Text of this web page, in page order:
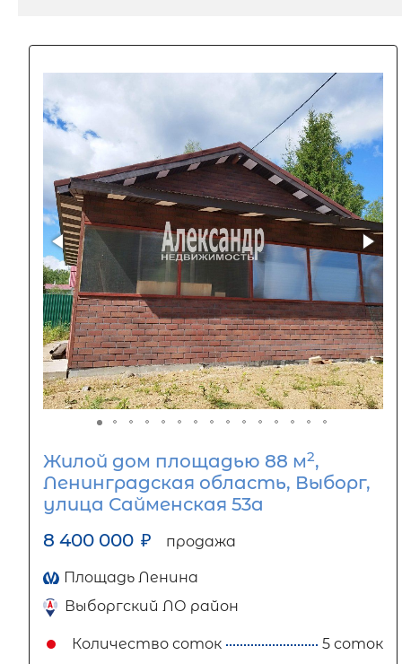
Жилой дом площадью 88 м2,
Ленинградская область, Выборг,
улица Сайменская 53а
8 400 000 ₽ продажа
Площадь Ленина
Выборгский ЛО район
Количество соток 5 соток